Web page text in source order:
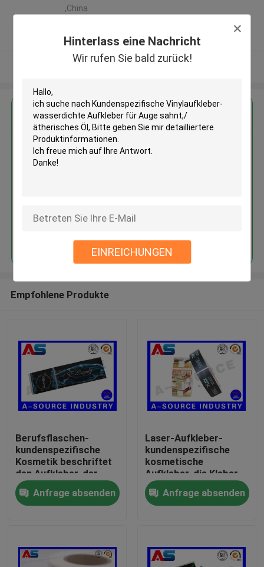
Hinterlass eine Nachricht
Wir rufen Sie bald zurück!
EINREICHUNGEN
Haus
Über uns
,China
Überprüfter Lieferant
Erhalten Sie den besten Preis für
Kundenspezifische
Empfohlene Produkte
Berufsflaschen-
kundenspezifische
Kosmetik beschriftet
den Aufkleber, der
silberne Folie für
Schönheits-
Glasflaschen-
Anfrage absenden
Laser-Aufkleber-
kundenspezifische
kosmetische
Aufkleber, die Kleber
kundengebundene
Rollenaufkleber für
kosmetische Platic-
Anfrage absenden